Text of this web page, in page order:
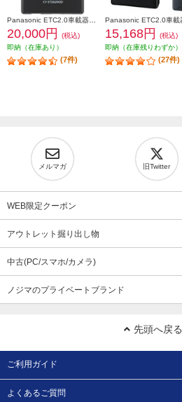
20,000円
(税込)
即納（在庫あり）
(7件)
15,168円
(税込)
即納（在庫残りわずか）
(27件)
メルマガ 旧Twitter
WEB限定クーポン
アウトレット掘り出し物
中古(PC/スマホ/カメラ)
ノジマのプライベートブランド
先頭へ戻る
ご利用ガイド
よくあるご質問